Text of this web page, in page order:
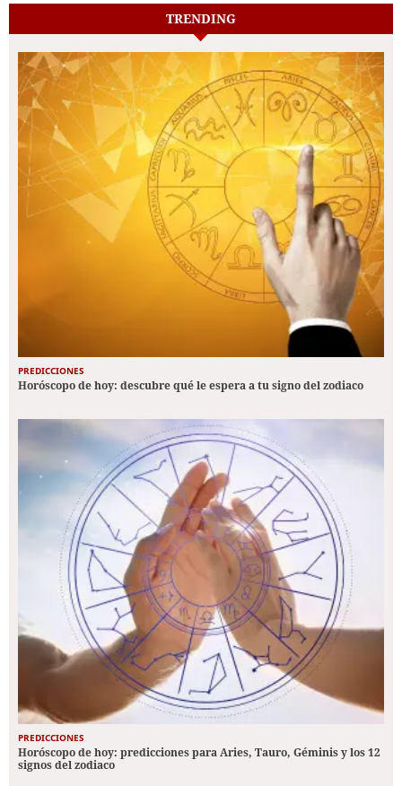
TRENDING
PREDICCIONES
Horóscopo de hoy: descubre qué le espera a tu signo del zodiaco
PREDICCIONES
Horóscopo de hoy: predicciones para Aries, Tauro, Géminis y los 12
signos del zodiaco